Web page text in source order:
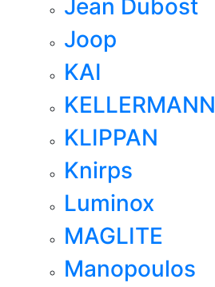
Jean Dubost
Joop
KAI
KELLERMANN
KLIPPAN
Knirps
Luminox
MAGLITE
Manopoulos